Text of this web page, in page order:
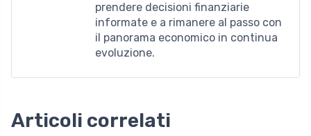
prendere decisioni finanziarie
informate e a rimanere al passo con
il panorama economico in continua
evoluzione.
Articoli correlati